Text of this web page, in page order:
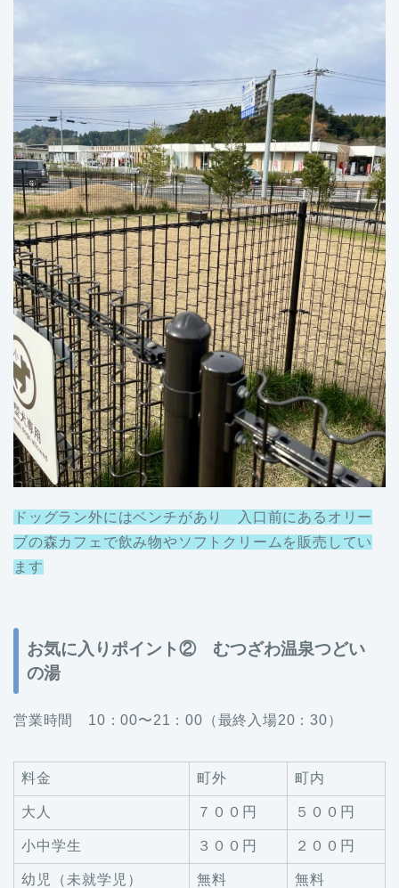
ドッグラン外にはベンチがあり 入口前にあるオリー
ブの森カフェで飲み物やソフトクリームを販売してい
ます
お気に入りポイント②
むつざわ温泉つどい
の湯
営業時間 10：00〜21：00（最終入場20：30）
料金 町外 町内
大人 ７００円 ５００円
小中学生 ３００円 ２００円
幼児（未就学児） 無料 無料